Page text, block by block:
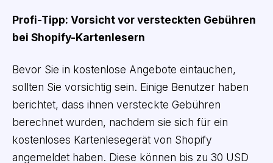
Profi-Tipp: Vorsicht vor versteckten Gebühren
bei Shopify-Kartenlesern
Bevor Sie in kostenlose Angebote eintauchen,
sollten Sie vorsichtig sein. Einige Benutzer haben
berichtet, dass ihnen versteckte Gebühren
berechnet wurden, nachdem sie sich für ein
kostenloses Kartenlesegerät von Shopify
angemeldet haben. Diese können bis zu 30 USD